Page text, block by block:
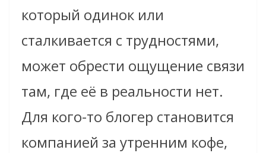
который одинок или
сталкивается с трудностями,
может обрести ощущение связи
там, где её в реальности нет.
Для кого-то блогер становится
компанией за утренним кофе,